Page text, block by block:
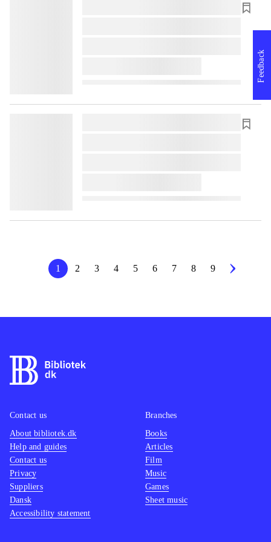
lorem ipsum dolor sit amet ...
lorem ipsum dolor sit amet ...
lorem ipsum dolor sit amet ...
lorem ipsum dolor sit amet ...
1 2 3 4 5 6 7 8 9
Feedback
Contact us
About bibliotek.dk
Help and guides
Contact us
Privacy
Suppliers
Dansk
Accessibility statement
Branches
Books
Articles
Film
Music
Games
Sheet music